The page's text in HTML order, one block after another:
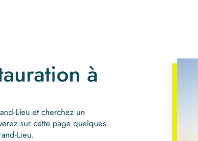
à
Lieu et cherchez un
sur cette page quelques
Lieu.